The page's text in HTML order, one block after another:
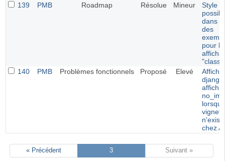
139
PMB Roadmap Résolue Mineur
Style
dans
des
pour
140
PMB Problèmes fonctionnels Proposé Elevé
django
chez
« Précédent 3 Suivant »